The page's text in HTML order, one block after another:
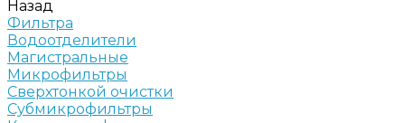
Назад
Фильтра
Водоотделители
Магистральные
Микрофильтры
Сверхтонкой очистки
Субмикрофильтры